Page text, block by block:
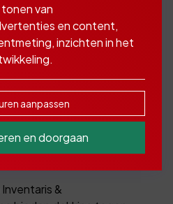
een
tegen
wanneer
stil
liggen
&
van
en content,
inzichten in het
aanpassen
en doorgaan